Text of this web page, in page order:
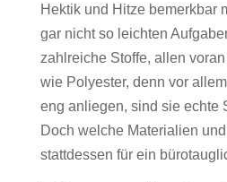
Hektik und Hitze bemerkbar
gar nicht so leichten
zahlreiche Stoffe, allen
wie Polyester, denn vor
eng anliegen, sind sie echte
Doch welche Materialien
stattdessen für ein